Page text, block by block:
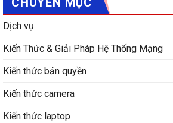
Dịch vụ
Kiến Thức & Giải Pháp Hệ Thống Mạng
Kiến thức bản quyền
Kiến thức camera
Kiến thức laptop